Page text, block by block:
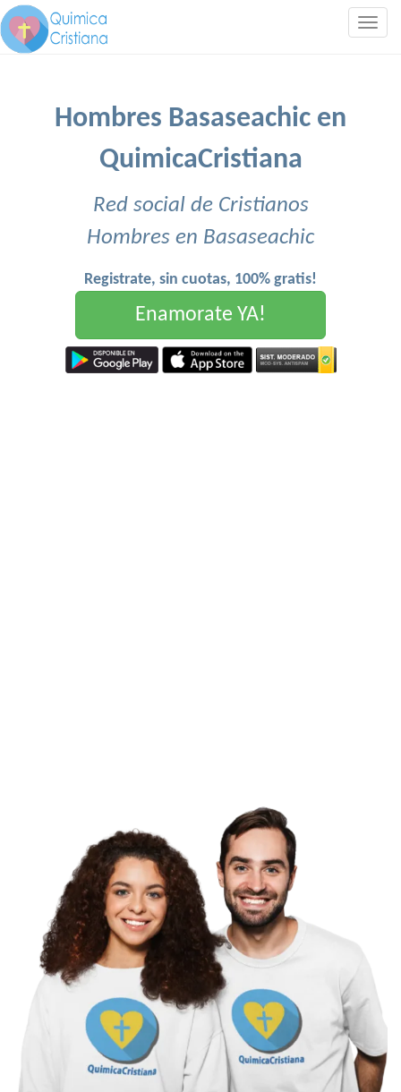
Hombres Basaseachic en
QuimicaCristiana
Red social de Cristianos
Hombres en Basaseachic
Registrate, sin cuotas, 100% gratis!
Enamorate YA!